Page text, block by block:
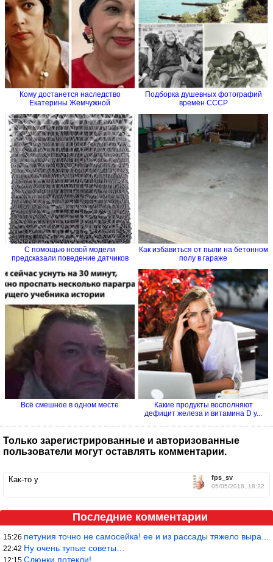
Кому достанется наследство
Екатерины Жемчужной
Подборка душевных фотографий
времён СССР
С помощью новой модели
предсказали поведение датчиков
Как избавиться от пыли на бетонном
полу в гараже
Всё смешное в одном месте
Какие продукты восполняют
дефицит железа и витамина D у...
Только зарегистрированные и авторизованные
пользователи могут оставлять комментарии.
fps_sv
05/05/2018, 18:22
Как-то у
Последние комментарии
15:26 петуния точно не самосейка! ее и из рассады тяжело вырастить!
22:42 Ну очень тупые советы…
12:15 Слюнки потекли!